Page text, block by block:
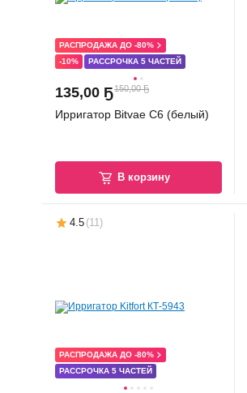
-10% РАССРОЧКА 5 ЧАСТЕЙ
РАСПРОДАЖА ДО -80%
135,00 Ҕ150,00 Ҕ
Ирригатор Bitvae C6 (белый)
В корзину
4.5 (11)
РАССРОЧКА 5 ЧАСТЕЙ
РАСПРОДАЖА ДО -80%